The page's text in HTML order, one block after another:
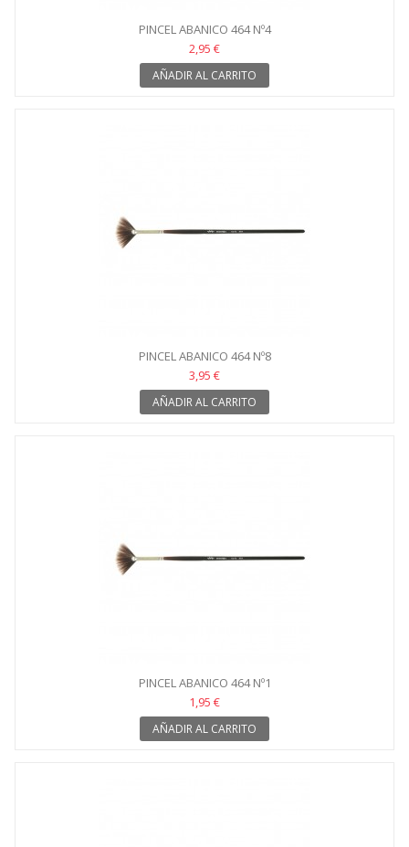
PINCEL ABANICO 464 Nº4
2,95 €
AÑADIR AL CARRITO
PINCEL ABANICO 464 Nº8
3,95 €
AÑADIR AL CARRITO
PINCEL ABANICO 464 Nº1
1,95 €
AÑADIR AL CARRITO